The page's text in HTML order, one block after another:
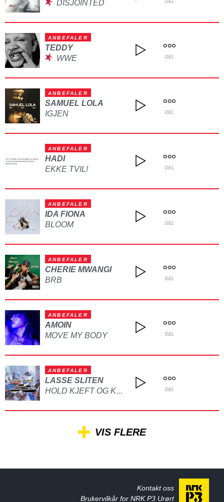
DISJOINTED
DEL
ANBEFALER
TEDDY
WWE
DEL
ANBEFALER
SAMUEL LOLA
IGJEN
DEL
ANBEFALER
HADI
EKKE TVIL!
DEL
ANBEFALER
IDA FIONA
BLOOM
DEL
ANBEFALER
CHERIE MWANGI
BRB
DEL
ANBEFALER
AMOIN
MOVE MY BODY
DEL
ANBEFALER
LASSE SLITEN
HOLD KJEFT OG KYSS MEG DEL
VIS FLERE
Kontakt oss
Brukervilkår for NRK P3 Urørt